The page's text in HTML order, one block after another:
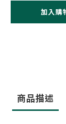
加入購
商品描述